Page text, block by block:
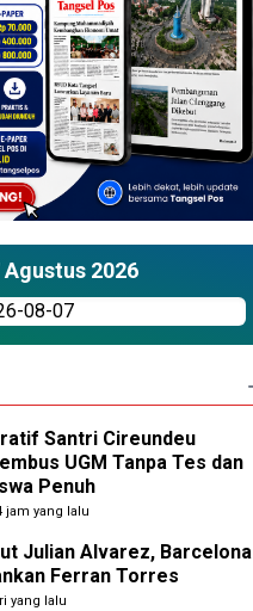
Agustus 2026
Santri Cireundeu
UGM Tanpa Tes dan
Penuh
jam yang lalu
Julian Alvarez, Barcelona
Ferran Torres
yang lalu